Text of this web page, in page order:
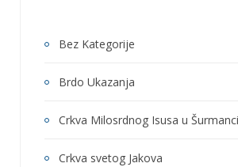
Bez Kategorije
Brdo Ukazanja
Crkva Milosrdnog Isusa u
Crkva svetog Jakova